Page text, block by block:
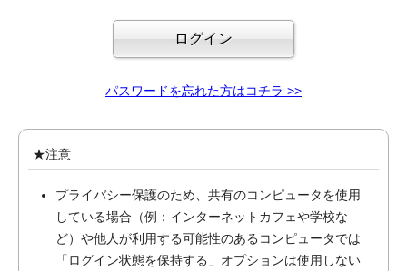
パスワードを忘れた方はコチラ >>
★注意
プライバシー保護のため、共有のコンピュータを使用
している場合（例：インターネットカフェや学校な
ど）や他人が利用する可能性のあるコンピュータでは
「ログイン状態を保持する」オプションは使用しない